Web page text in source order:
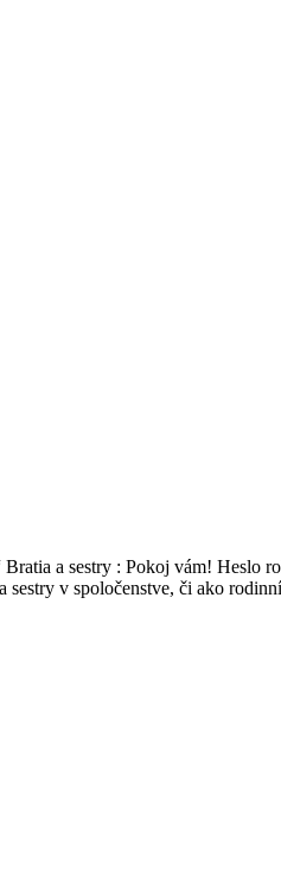
a sestry : Pokoj vám! Heslo
sestry v spoločenstve, či ako